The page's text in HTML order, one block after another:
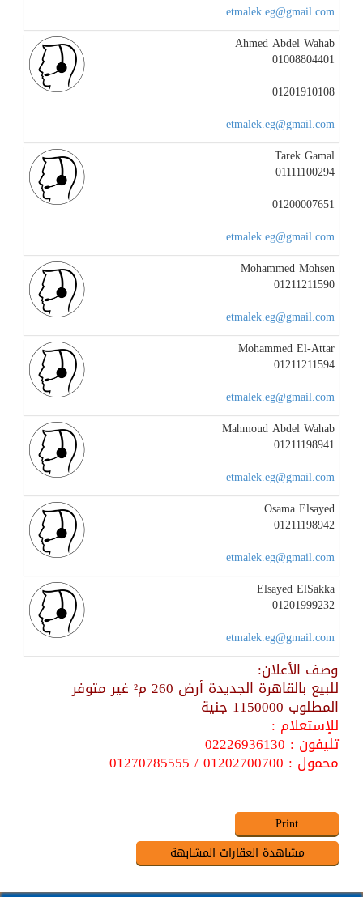
etmalek.eg@gmail.com
Ahmed Abdel Wahab
01008804401
01201910108
etmalek.eg@gmail.com
Tarek Gamal
01111100294
01200007651
etmalek.eg@gmail.com
Mohammed Mohsen
01211211590
etmalek.eg@gmail.com
Mohammed El-Attar
01211211594
etmalek.eg@gmail.com
Mahmoud Abdel Wahab
01211198941
etmalek.eg@gmail.com
Osama Elsayed
01211198942
etmalek.eg@gmail.com
Elsayed ElSakka
01201999232
etmalek.eg@gmail.com
وصف الأعلان:
للبيع بالقاهرة الجديدة أرض 260 م² غير متوفر
المطلوب 1150000 جنية
للإستعلام :
تليفون : 02226936130
محمول : 01202700700 / 01270785555